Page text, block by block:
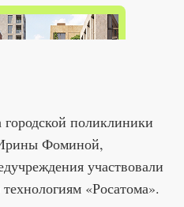
поликлиники
Фоминой,
участвовали
«Росатома».